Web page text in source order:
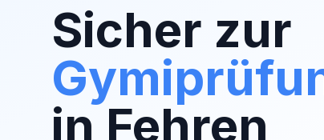
Sicher zur
in Fehren